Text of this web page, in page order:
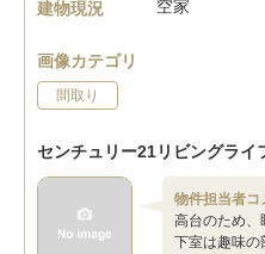
建物現況
空家
画像カテゴリ
間取り
センチュリー21リビングライ
物件担当者コ
高台のため、
下室は趣味の